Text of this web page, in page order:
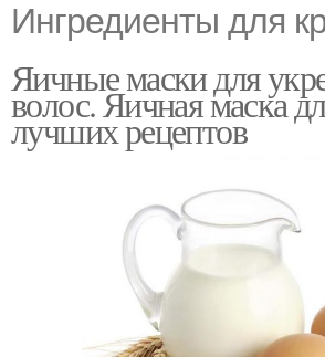
Ингредиенты для
Яичные маски для
волос. Яичная маска
лучших рецептов